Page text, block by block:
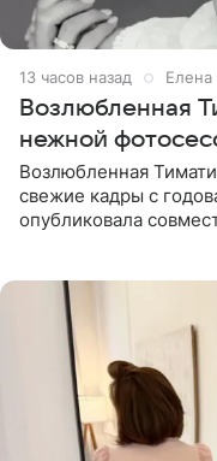
13 часов назад
Возлюбленная
нежной
Возлюбленная
свежие кадры с
опубликовала